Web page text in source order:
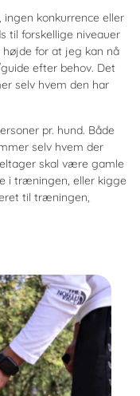
ingen konkurrence eller
til forskellige niveauer
for at jeg kan nå
efter behov. Det
selv hvem den har
pr. hund. Både
selv hvem der
skal være gamle
i træningen, eller kigge
til træningen,